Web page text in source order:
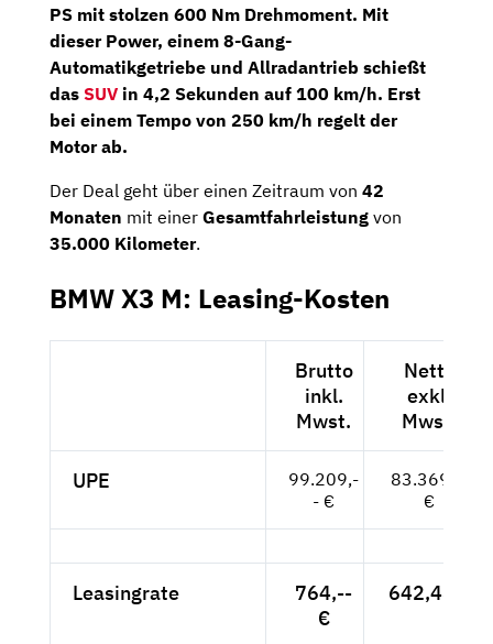
PS mit stolzen 600 Nm Drehmoment. Mit
dieser Power, einem 8-Gang-
Automatikgetriebe und Allradantrieb schießt
das SUV in 4,2 Sekunden auf 100 km/h. Erst
bei einem Tempo von 250 km/h regelt der
Motor ab.
Der Deal geht über einen Zeitraum von 42
Monaten mit einer Gesamtfahrleistung von
35.000 Kilometer.
BMW X3 M: Leasing-Kosten
Brutto
inkl.
Mwst.
Netto
exkl.
Mwst.
UPE
99.209,-
- €
83.369,--
€
Leasingrate
764,--
€
642,48 €